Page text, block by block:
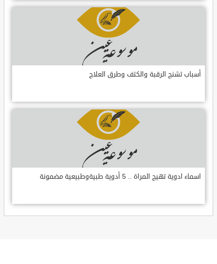
أسباب تشنج الرقبة والكتف وطرق العلاج
اسماء ادوية تهيج المراة .. 5 أدوية طبيةوطبيعية مضمونة